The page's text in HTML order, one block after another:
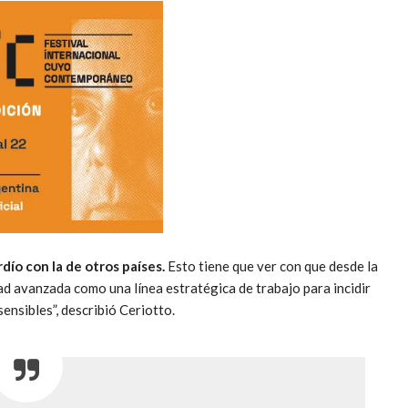
con la de otros países. Esto tiene que ver con que desde la
avanzada como una línea estratégica de trabajo para incidir
describió Ceriotto.